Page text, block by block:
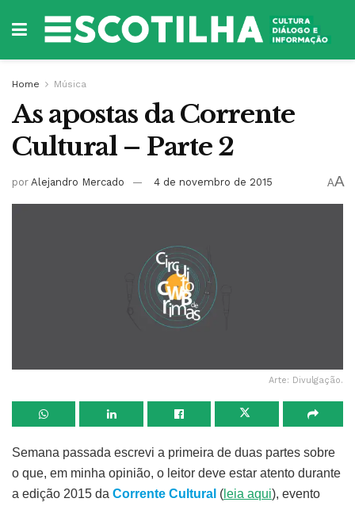
Home Música
As apostas da Corrente
Cultural – Parte 2
por Alejandro Mercado 4 de novembro de 2015 AA
Arte: Divulgação.
Semana passada escrevi a primeira de duas partes sobre
o que, em minha opinião, o leitor deve estar atento durante
a edição 2015 da Corrente Cultural ( leia aqui), evento